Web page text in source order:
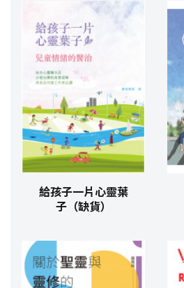
給孩子一片心靈葉
子（缺貨）